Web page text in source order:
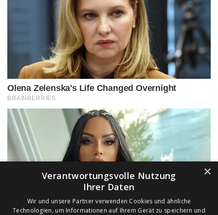
×
Verantwortungsvolle Nutzung
Ihrer Daten
Wir und unsere Partner verwenden Cookies und ähnliche
Technologien, um Informationen auf Ihrem Gerät zu speichern und